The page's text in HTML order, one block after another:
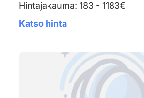
Hintajakauma: 183 - 1183€
Katso hinta